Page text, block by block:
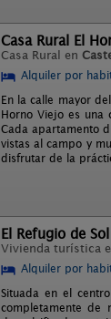
Casa Rural El
Casa Rural en
Alquiler por
En la calle mayor
Horno Viejo es una
Cada apartamento
vistas al campo y
disfrutar de la
El Refugio de Sol
Vivienda turística
Alquiler por
Situada en el
completamente de